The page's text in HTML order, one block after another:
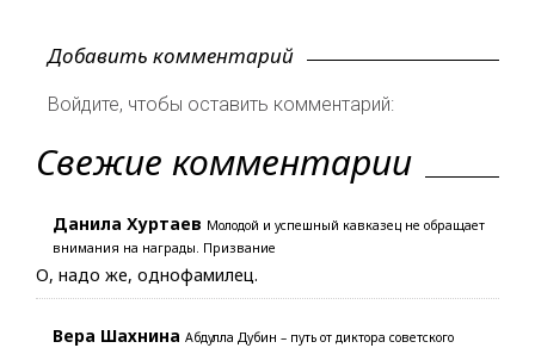
Добавить комментарий
Войдите, чтобы оставить комментарий:
Свежие комментарии
Данила Хуртаев Молодой и успешный кавказец не обращает
внимания на награды. Призвание
О, надо же, однофамилец.
Вера Шахнина Абдулла Дубин – путь от диктора советского